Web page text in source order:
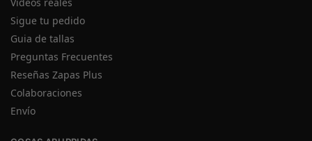
Sigue tu pedido
Guia de tallas
Preguntas Frecuentes
Reseñas Zapas Plus
Colaboraciones
Envío